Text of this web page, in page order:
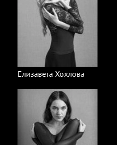
Елизавета Хохлова